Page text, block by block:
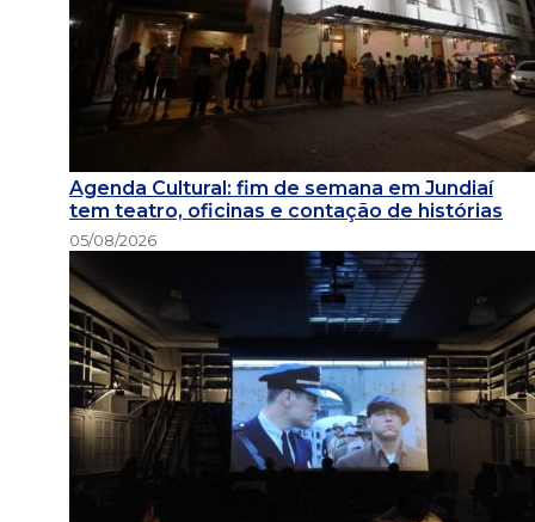
Agenda Cultural: fim de semana em Jundiaí
tem teatro, oficinas e contação de histórias
05/08/2026